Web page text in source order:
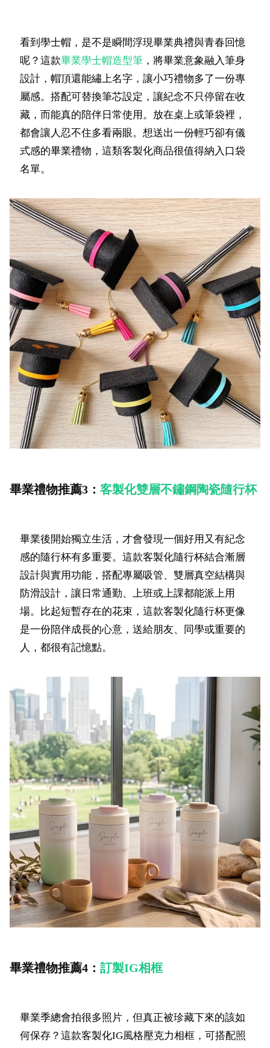
看到學士帽，是不是瞬間浮現畢業典禮與青春回憶
呢？這款畢業學士帽造型筆 ，將畢業意象融入筆身
設計，帽頂還能繡上名字，讓小巧禮物多了一份專
屬感。搭配可替換筆芯設定，讓紀念不只停留在收
藏，而能真的陪伴日常使用。放在桌上或筆袋裡，
都會讓人忍不住多看兩眼。想送出一份輕巧卻有儀
式感的畢業禮物，這類客製化商品很值得納入口袋
名單。
畢業禮物推薦3： 客製化雙層不鏽鋼陶瓷隨行杯
畢業後開始獨立生活，才會發現一個好用又有紀念
感的隨行杯有多重要。這款客製化隨行杯結合漸層
設計與實用功能，搭配專屬吸管、雙層真空結構與
防滑設計，讓日常通勤、上班或上課都能派上用
場。比起短暫存在的花束，這款客製化隨行杯更像
是一份陪伴成長的心意，送給朋友、同學或重要的
人，都很有記憶點。
畢業禮物推薦4： 訂製IG相框
畢業季總會拍很多照片，但真正被珍藏下來的該如
何保存？這款客製化IG風格壓克力相框，可搭配照